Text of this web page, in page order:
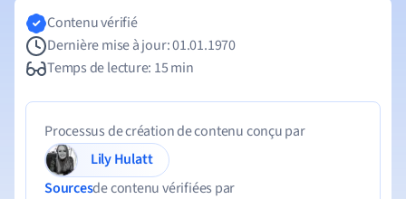
Contenu vérifié
Dernière mise à jour: 01.01.1970
Temps de lecture: 15 min
Processus de création de contenu conçu par
Lily Hulatt
Sourcesde contenu vérifiées par